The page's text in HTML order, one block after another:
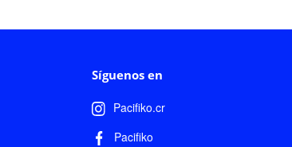
Síguenos en
Pacifiko.cr
Pacifiko